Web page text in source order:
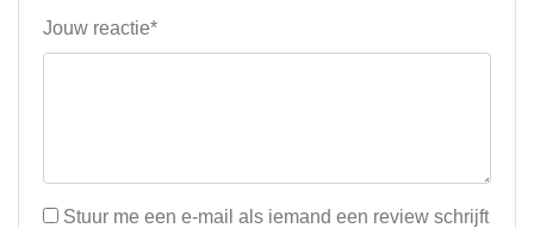
Jouw reactie*
Stuur me een e-mail als iemand een review schrijft